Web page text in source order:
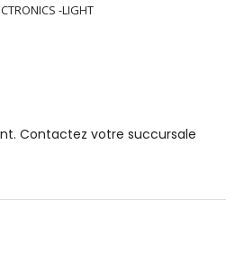
-LIGHT
Contactez votre succursale